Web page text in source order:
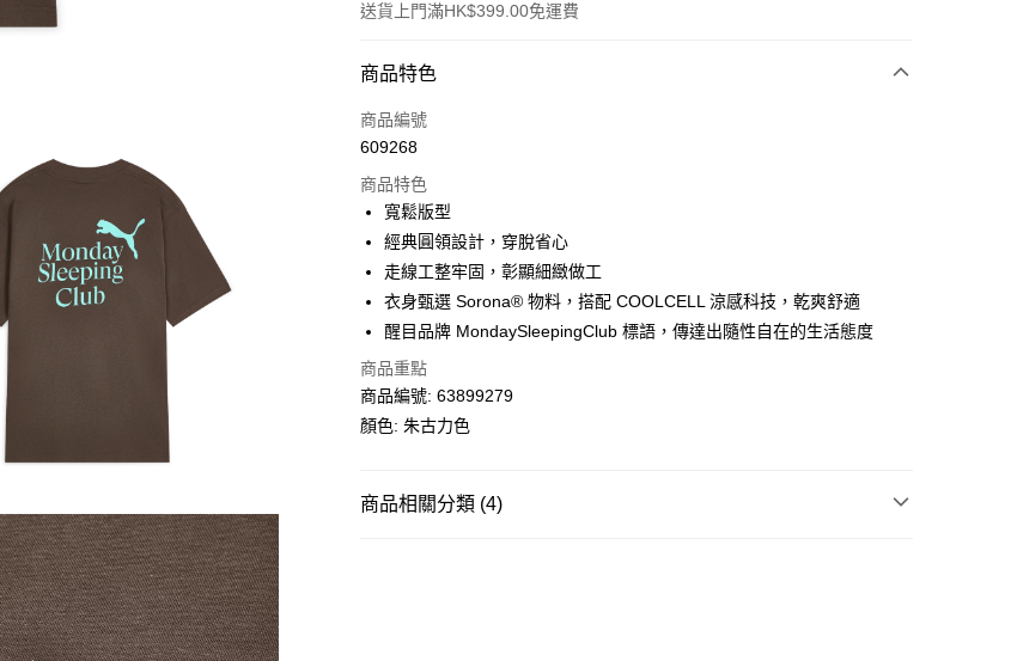
送貨上門滿HK$399.00免運費
付款方式
信用卡
相關說明
Alipay, PayMe, WeChat Pay, UnionPay, FPS
送貨方式
單筆訂單淨值滿$399可享免運費優惠
每筆HK$30.00，滿HK$399.00或以上免運費
滿$599可享澳門免運費優惠
商品特色
商品編號
609268
商品特色
寬鬆版型
經典圓領設計，穿脫省心
走線工整牢固，彰顯細緻做工
衣身甄選 Sorona® 物料，搭配 COOLCELL 涼感科技，乾爽舒適
醒目品牌 MondaySleepingClub 標語，傳達出隨性自在的生活態度
商品重點
商品編號: 63899279
顏色: 朱古力色
商品相關分類 (4)